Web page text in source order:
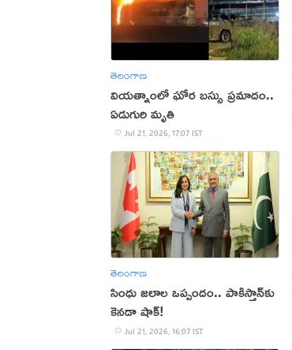
తెలంగాణ
వియత్నాంలో ఘోర బస్సు ప్రమాదం..
ఏడుగురి మృతి
Jul 21, 2026, 17:07 IST
తెలంగాణ
సింధు జలాల ఒప్పందం.. పాకిస్తాన్‌కు
కెనడా షాక్!
Jul 21, 2026, 16:07 IST